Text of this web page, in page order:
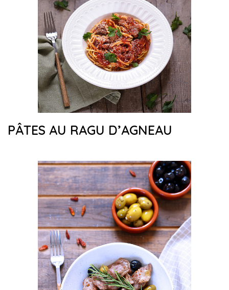
PÂTES AU RAGU D’AGNEAU